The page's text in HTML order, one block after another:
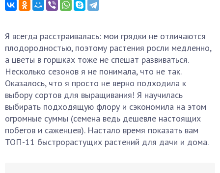
Я всегда расстраивалась: мои грядки не отличаются
плодородностью, поэтому растения росли медленно,
а цветы в горшках тоже не спешат развиваться.
Несколько сезонов я не понимала, что не так.
Оказалось, что я просто не верно подходила к
выбору сортов для выращивания! Я научилась
выбирать подходящую флору и сэкономила на этом
огромные суммы (семена ведь дешевле настоящих
побегов и саженцев). Настало время показать вам
ТОП-11 быстрорастущих растений для дачи и дома.